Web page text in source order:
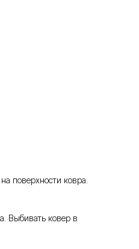
поверхности ковра.
Выбивать ковер в